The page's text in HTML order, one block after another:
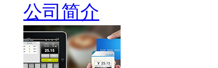
公司简介